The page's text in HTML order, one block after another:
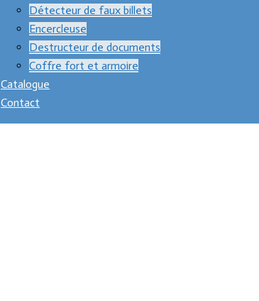
Détecteur de faux billets
Encercleuse
Destructeur de documents
Coffre fort et armoire
Catalogue
Contact